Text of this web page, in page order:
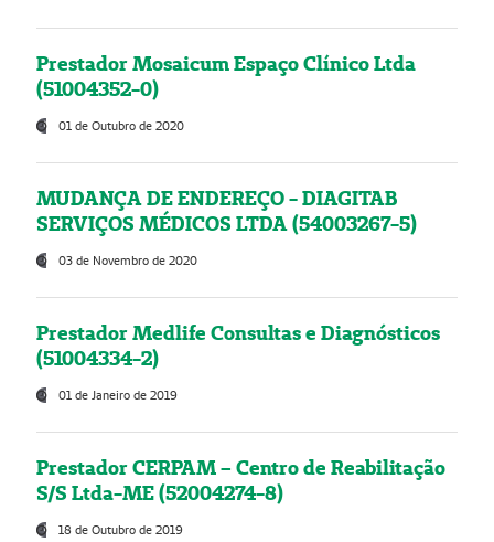
Prestador Mosaicum Espaço Clínico Ltda
(51004352-0)
01 de Outubro de 2020
MUDANÇA DE ENDEREÇO - DIAGITAB
SERVIÇOS MÉDICOS LTDA (54003267-5)
03 de Novembro de 2020
Prestador Medlife Consultas e Diagnósticos
(51004334-2)
01 de Janeiro de 2019
Prestador CERPAM – Centro de Reabilitação
S/S Ltda-ME (52004274-8)
18 de Outubro de 2019